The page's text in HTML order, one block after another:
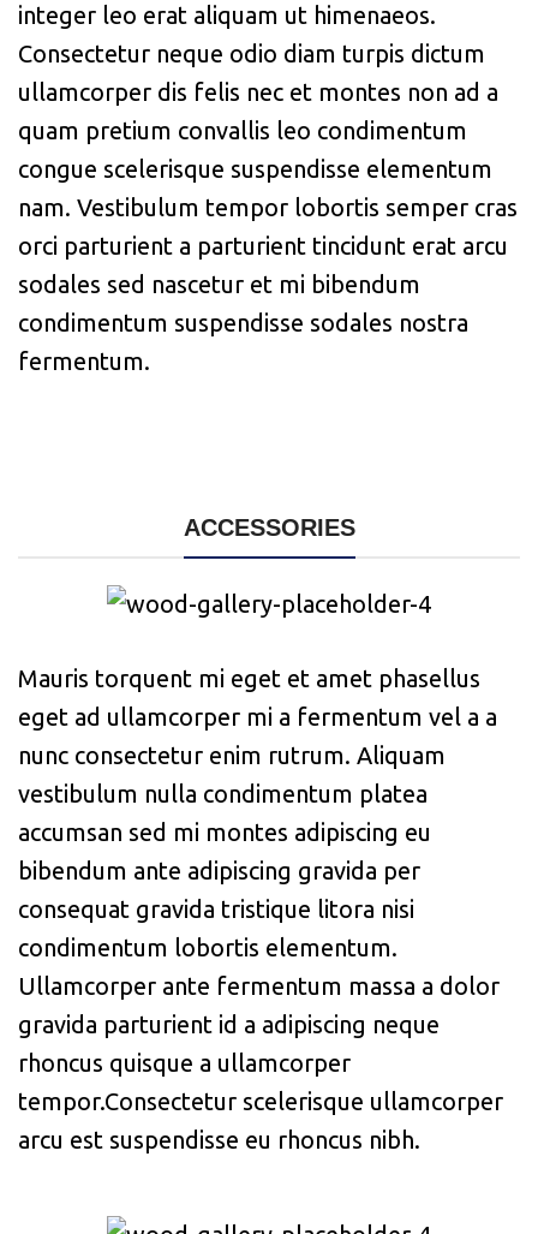
integer leo erat aliquam ut himenaeos.
Consectetur neque odio diam turpis dictum
ullamcorper dis felis nec et montes non ad a
quam pretium convallis leo condimentum
congue scelerisque suspendisse elementum
nam. Vestibulum tempor lobortis semper cras
orci parturient a parturient tincidunt erat arcu
sodales sed nascetur et mi bibendum
condimentum suspendisse sodales nostra
fermentum.
ACCESSORIES
Mauris torquent mi eget et amet phasellus
eget ad ullamcorper mi a fermentum vel a a
nunc consectetur enim rutrum. Aliquam
vestibulum nulla condimentum platea
accumsan sed mi montes adipiscing eu
bibendum ante adipiscing gravida per
consequat gravida tristique litora nisi
condimentum lobortis elementum.
Ullamcorper ante fermentum massa a dolor
gravida parturient id a adipiscing neque
rhoncus quisque a ullamcorper
tempor.Consectetur scelerisque ullamcorper
arcu est suspendisse eu rhoncus nibh.